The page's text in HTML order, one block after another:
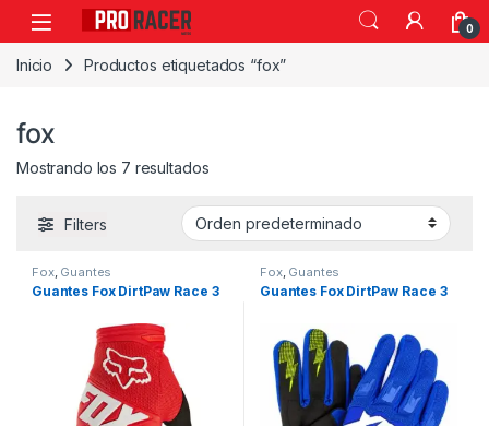
0
Inicio Productos etiquetados “fox”
fox
Mostrando los 7 resultados
Filters
Fox, Guantes
Guantes Fox DirtPaw Race 3
Fox, Guantes
Guantes Fox DirtPaw Race 3